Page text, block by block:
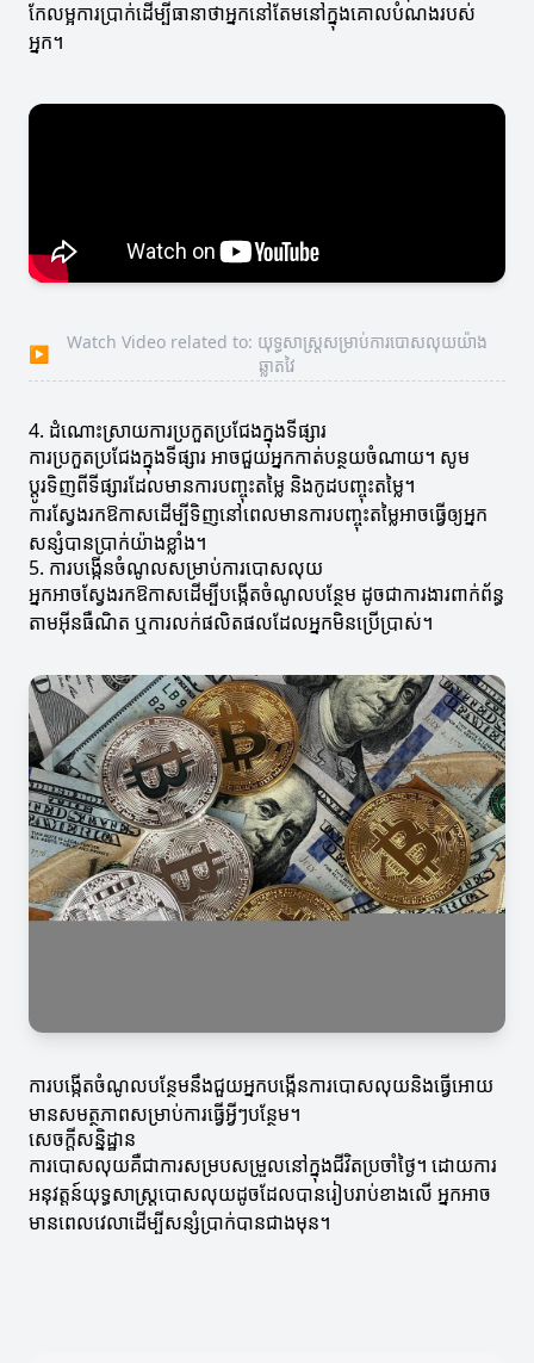
កែលម្អការប្រាក់ដើម្បីធានាថាអ្នកនៅតែមនៅក្នុងគោលបំណងរបស់
អ្នក។
▶
Watch Video related to: យុទ្ធសាស្ត្រសម្រាប់ការបោសលុយយ៉ាង
ឆ្លាតវៃ
4. ដំណោះស្រាយការប្រកួតប្រជែងក្នុងទីផ្សារ
ការប្រកួតប្រជែងក្នុងទីផ្សារ អាចជួយអ្នកកាត់បន្ថយចំណាយ។ សូម
ប្តូរទិញពីទីផ្សារដែលមានការបញ្ចុះតម្លៃ និងកូដបញ្ចុះតម្លៃ។
ការស្វែងរកឱកាសដើម្បីទិញនៅពេលមានការបញ្ចុះតម្លៃអាចធ្វើឲ្យអ្នក
សន្សំបានប្រាក់យ៉ាងខ្លាំង។
5. ការបង្កើនចំណូលសម្រាប់ការបោសលុយ
អ្នកអាចស្វែងរកឱកាសដើម្បីបង្កើតចំណូលបន្ថែម ដូចជាការងារពាក់ព័ន្ធ
តាមអ៊ីនធឺណិត ឬការលក់ផលិតផលដែលអ្នកមិនប្រើប្រាស់។
ការបង្កើតចំណូលបន្ថែមនឹងជួយអ្នកបង្កើនការបោសលុយនិងធ្វើអោយ
មានសមត្ថភាពសម្រាប់ការធ្វើអ្វីៗបន្ថែម។
សេចក្តីសន្និដ្ឋាន
ការបោសលុយគឺជាការសម្របសម្រួលនៅក្នុងជីវិតប្រចាំថ្ងៃ។ ដោយការ
អនុវត្តន៍យុទ្ធសាស្ត្របោសលុយដូចដែលបានរៀបរាប់ខាងលើ អ្នកអាច
មានពេលវេលាដើម្បីសន្សំប្រាក់បានជាងមុន។